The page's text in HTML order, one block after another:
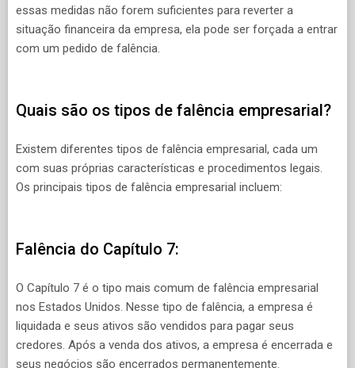
essas medidas não forem suficientes para reverter a
situação financeira da empresa, ela pode ser forçada a entrar
com um pedido de falência.
Quais são os tipos de falência empresarial?
Existem diferentes tipos de falência empresarial, cada um
com suas próprias características e procedimentos legais.
Os principais tipos de falência empresarial incluem:
Falência do Capítulo 7:
O Capítulo 7 é o tipo mais comum de falência empresarial
nos Estados Unidos. Nesse tipo de falência, a empresa é
liquidada e seus ativos são vendidos para pagar seus
credores. Após a venda dos ativos, a empresa é encerrada e
seus negócios são encerrados permanentemente.